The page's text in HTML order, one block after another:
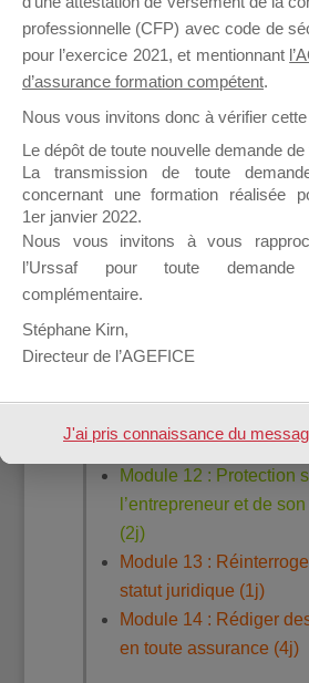
personnelles – RGPD
Marketing et
marketing, exploiter
données (2j)
Module 9 :
techniques de vente (4j)
Module 10 : Stratégie de
communication et
le Web (3j)
Ressources humaines et
Intégration, Droit du
Module 12 : Protection
l’entrepreneur et de
(2j)
Module 13 :
statut juridique (1j)
Module 14 : Rédiger
en toute assurance (4j)
professionnelle (CFP) avec code de
pour l’exercice 2021, et mentionnant
d’assurance formation compétent.
Nous vous invitons donc à vérifier
Le dépôt de toute nouvelle demande
La transmission de toute
concernant une formation réalisée
1er janvier 2022.
Nous vous invitons à vous
l’Urssaf pour toute demande
complémentaire.
Stéphane Kirn,
Directeur de l’AGEFICE
J'ai pris connaissance du